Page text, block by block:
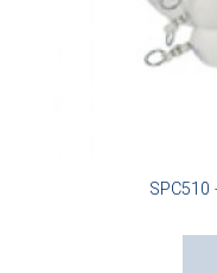
SPC510